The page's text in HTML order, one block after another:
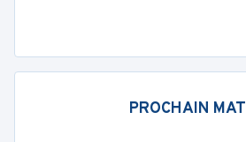
PROCHAIN